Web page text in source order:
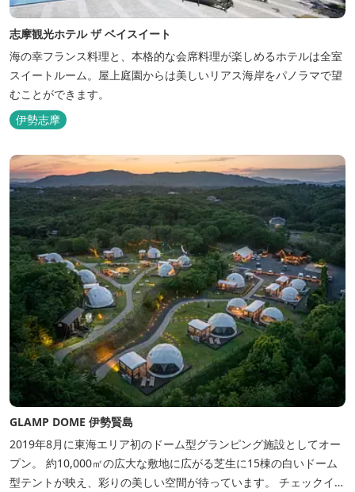
志摩観光ホテル ザ ベイスイート
海の幸フランス料理と、本格的な会席料理が楽しめるホテルは全室
スイートルーム。屋上庭園からは美しいリアス海岸をパノラマで望
むことができます。
伊勢志摩
GLAMP DOME 伊勢賢島
2019年8月に東海エリア初のドーム型グランピング施設としてオー
プン。 約10,000㎡の広大な敷地に広がる芝生に15棟の白いドーム
型テントが映え、彩りの美しい空間が待っています。 チェックイン